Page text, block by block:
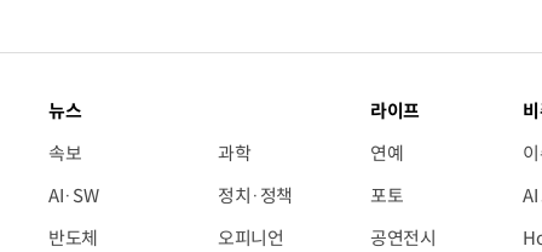
뉴스
속보
AI·SW
반도체
과학
정치·정책
오피니언
라이프
연예
포토
공연전시